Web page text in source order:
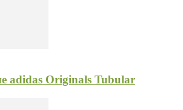
adidas Originals Tubular